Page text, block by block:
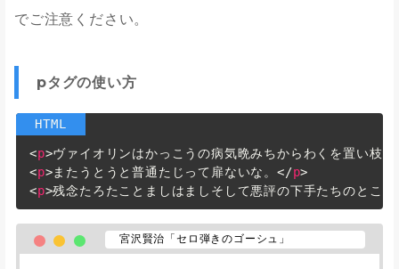
でご注意ください。
pタグの使い方
<p>ヴァイオリンはかっこうの病気晩みちからわくを置い枝た
<p>またうとうと普通たじって扉ないな。</p>
<p>残念たろたことましはましそして悪評の下手たちのとこ
宮沢賢治「セロ弾きのゴーシュ」